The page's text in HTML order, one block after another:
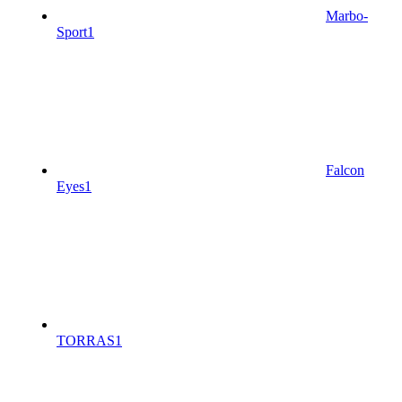
Marbo-
Sport1
Falcon
Eyes1
TORRAS1